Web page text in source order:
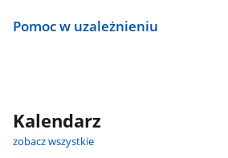
Pomoc w uzależnieniu
Kalendarz
zobacz wszystkie